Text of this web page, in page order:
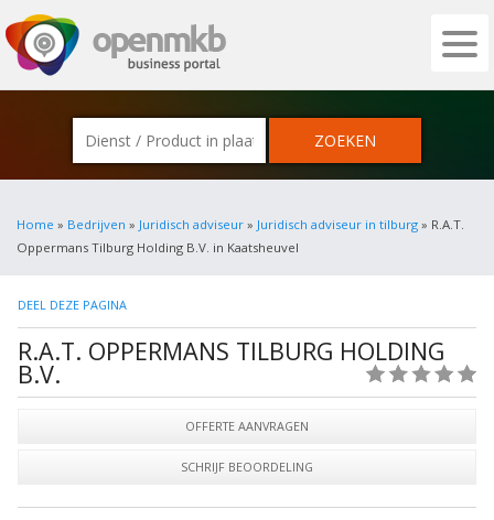
OPENMKB - DE ZAKELIJKE PORTAL
Home » Bedrijven » Juridisch adviseur » Juridisch adviseur in tilburg » R.A.T.
Oppermans Tilburg Holding B.V. in Kaatsheuvel
DEEL DEZE PAGINA
R.A.T. OPPERMANS TILBURG HOLDING
B.V.
OFFERTE AANVRAGEN
SCHRIJF BEOORDELING